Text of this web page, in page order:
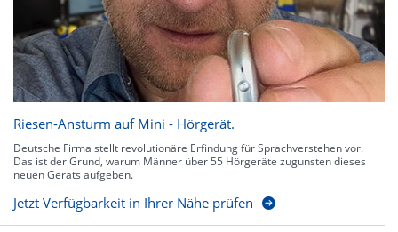
Riesen-Ansturm auf Mini - Hörgerät.
Deutsche Firma stellt revolutionäre Erfindung für Sprachverstehen vor.
Das ist der Grund, warum Männer über 55 Hörgeräte zugunsten dieses
neuen Geräts aufgeben.
Jetzt Verfügbarkeit in Ihrer Nähe prüfen